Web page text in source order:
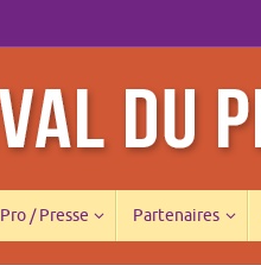
Pro / Presse Partenaires